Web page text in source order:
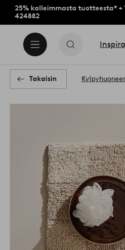
25% kalleimmasta tuotteesta* +
424882
Takaisin